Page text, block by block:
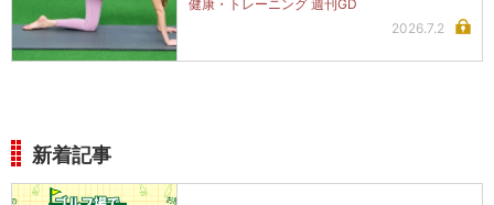
健康・トレーニング 週刊GD
2026.7.2
新着記事